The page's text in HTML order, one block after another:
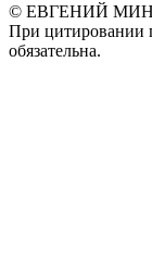
© ЕВГЕНИЙ
При цитировании
обязательна.